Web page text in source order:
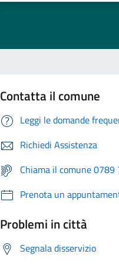
Contatta il comune
Leggi le domande
Richiedi Assistenza
Chiama il comune
Prenota un
Problemi in città
Segnala disservizio